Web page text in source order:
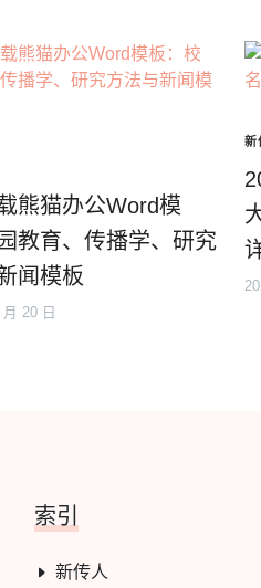
熊猫办公Word模
教育、传播学、研究
闻模板
20 日
新
索引
新传人